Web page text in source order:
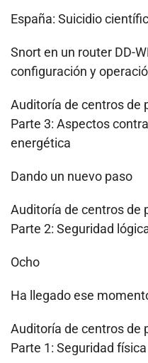
España: Suicidio
Snort en un router DD-
configuración y
Auditoría de centros de
Parte 3: Aspectos
energética
Dando un nuevo paso
Auditoría de centros de
Parte 2: Seguridad
Ocho
Ha llegado ese
Auditoría de centros de
Parte 1: Seguridad física